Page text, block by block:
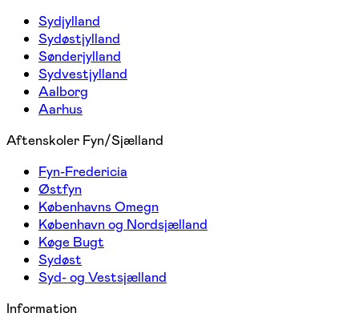
Sydjylland
Sydøstjylland
Sønderjylland
Sydvestjylland
Aalborg
Aarhus
Aftenskoler Fyn/Sjælland
Fyn-Fredericia
Østfyn
Københavns Omegn
København og Nordsjælland
Køge Bugt
Sydøst
Syd- og Vestsjælland
Information